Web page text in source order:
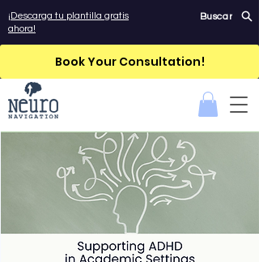
¡Descarga tu plantilla gratis
ahora!
Buscar
Book Your Consultation!